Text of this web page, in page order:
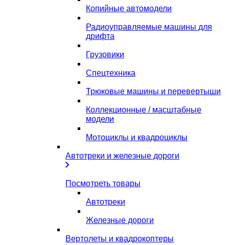
Копийные автомодели
Радиоуправляемые машины для
дрифта
Грузовики
Спецтехника
Трюковые машины и перевертыши
Коллекционные / масштабные
модели
Мотоциклы и квадроциклы
Автотреки и железные дороги
Посмотреть товары
Автотреки
Железные дороги
Вертолеты и квадрокоптеры